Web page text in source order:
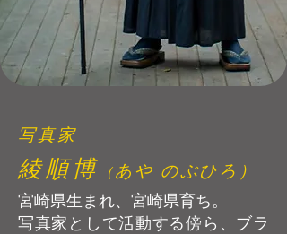
写真家
綾順博 （あや のぶひろ）
​宮崎県生まれ、宮崎県育ち。
写真家として活動する傍ら、ブラ